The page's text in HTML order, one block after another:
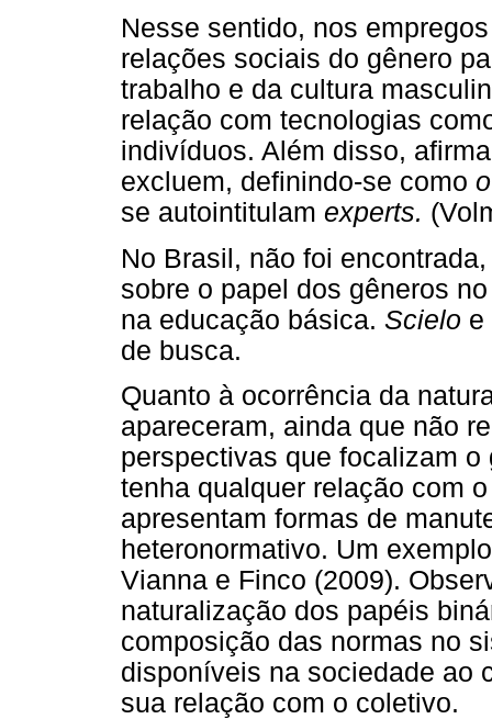
Nesse sentido, nos
relações sociais do gênero
trabalho e da cultura
relação com tecnologias
indivíduos. Além disso,
excluem, definindo-se como
se autointitulam experts.
No Brasil, não foi
sobre o papel dos gêneros
na educação básica. Scielo e
de busca.
Quanto à ocorrência da
apareceram, ainda que não
perspectivas que focalizam
tenha qualquer relação com
apresentam formas de
heteronormativo. Um
Vianna e Finco (2009).
naturalização dos papéis
composição das normas no
disponíveis na sociedade ao
sua relação com o coletivo.